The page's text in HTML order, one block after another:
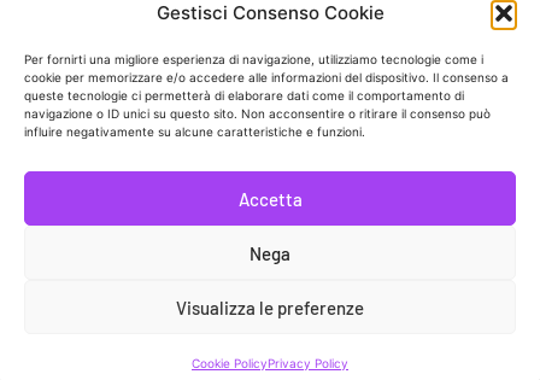
Gestisci Consenso Cookie
Per fornirti una migliore esperienza di navigazione, utilizziamo tecnologie come i
cookie per memorizzare e/o accedere alle informazioni del dispositivo. Il consenso a
queste tecnologie ci permetterà di elaborare dati come il comportamento di
navigazione o ID unici su questo sito. Non acconsentire o ritirare il consenso può
influire negativamente su alcune caratteristiche e funzioni.
Accetta
Nega
Visualizza le preferenze
Cookie PolicyPrivacy Policy
In collaborazione con
Link Utili
Bacheca Donatore